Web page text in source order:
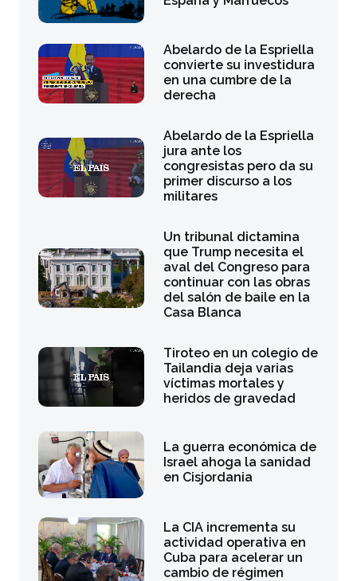
Abelardo de la Espriella
convierte su investidura
en una cumbre de la
derecha
Abelardo de la Espriella
jura ante los
congresistas pero da su
primer discurso a los
militares
Un tribunal dictamina
que Trump necesita el
aval del Congreso para
continuar con las obras
del salón de baile en la
Casa Blanca
Tiroteo en un colegio de
Tailandia deja varias
víctimas mortales y
heridos de gravedad
La guerra económica de
Israel ahoga la sanidad
en Cisjordania
La CIA incrementa su
actividad operativa en
Cuba para acelerar un
cambio de régimen